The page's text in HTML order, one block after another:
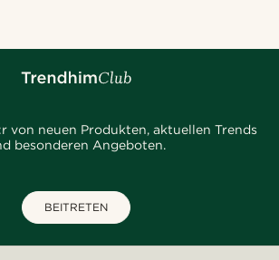
von neuen Produkten, aktuellen Trends
besonderen Angeboten.
BEITRETEN